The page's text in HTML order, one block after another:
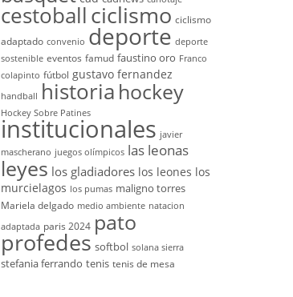
cestoballciclismo ciclismo
adaptado convenio deporte deporte
sostenible eventos famud faustino oro Franco
colapinto fútbol gustavo fernandez
handball historia hockey
Hockey Sobre Patines
institucionales javier
mascherano juegos olímpicos las leonas
leyes los gladiadores los leones los
murcielagos los pumas maligno torres
Mariela delgado medio ambiente natacion
adaptada paris 2024 pato
profedes softbol solana sierra
stefania ferrando tenis tenis de mesa